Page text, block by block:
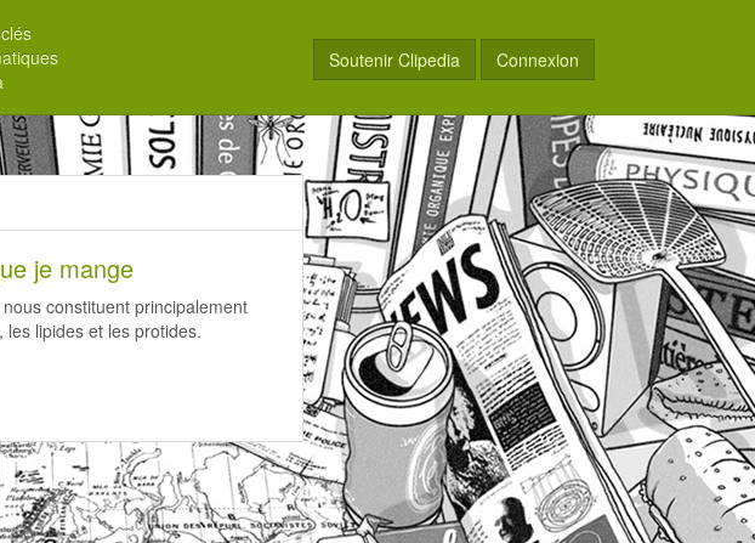
Soutenir Clipedia Connexion
je mange
constituent principalement
les lipides et les protides.